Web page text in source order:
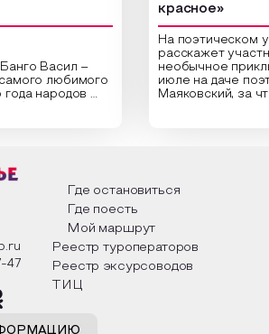
Васил –
любимого
года народов
новый год в
какие
на удачу и
схожи и
Кто такой
он пришел, как
уголках
елочные
красное»
На поэтическом
расскажет
необычное
июле на даче
Маяковский, за
Твардовского и
каждой строчке
восхищение
яркому времени
Где остановиться
Где поесть
Мой маршрут
47
Реестр туроператоров
Реестр эксурсоводов
ТИЦ